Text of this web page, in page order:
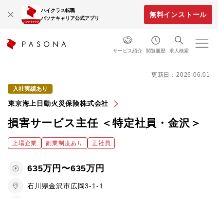
ハイクラス転職
パソナキャリア公式アプリ
無料インストール
サービス紹介 閲覧履歴 求人検索
更新日：2026.06.01
入社実績あり
東京海上日動火災保険株式会社
損害サービス主任 ＜特定社員・金沢＞
上場企業 副業制度あり 正社員
635万円〜635万円
石川県金沢市広岡3-1-1